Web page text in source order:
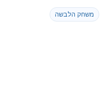
משחק הלבשה